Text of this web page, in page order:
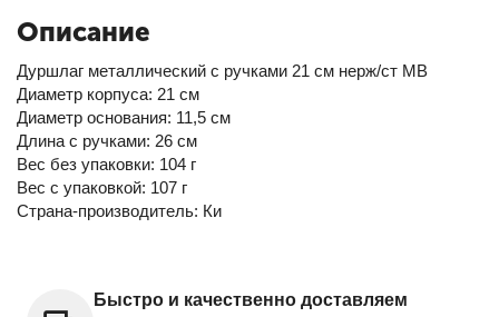
Описание
Дуршлаг металлический с ручками 21 см нерж/ст MB
Диаметр корпуса: 21 см
Диаметр основания: 11,5 см
Длина с ручками: 26 см
Вес без упаковки: 104 г
Вес с упаковкой: 107 г
Страна-производитель: Ки
Быстро и качественно доставляем